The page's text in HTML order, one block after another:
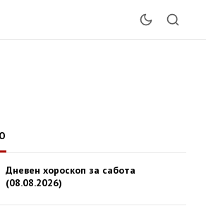
Дневен хороскоп за сабота
(08.08.2026)